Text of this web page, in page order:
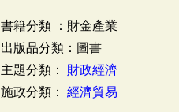
書籍分類 ：財金產業
出版品分類：圖書
主題分類： 財政經濟
施政分類： 經濟貿易